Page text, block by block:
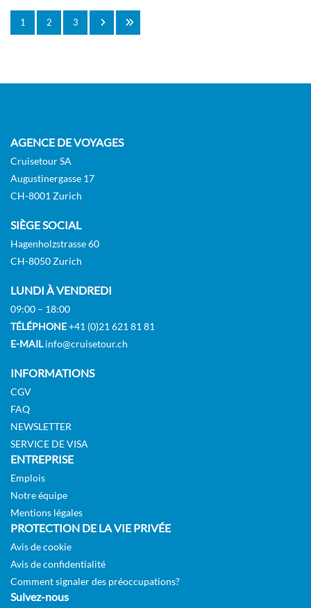
1 2 3
AGENCE DE VOYAGES
Cruisetour SA
Augustinergasse 17
CH-8001 Zurich
SIÈGE SOCIAL
Hagenholzstrasse 60
CH-8050 Zurich
LUNDI À VENDREDI
09:00 – 18:00
TÉLÉPHONE+41 (0)21 621 81 81
E-MAILinfo@cruisetour.ch
INFORMATIONS
CGV
FAQ
NEWSLETTER
SERVICE DE VISA
ENTREPRISE
Emplois
Notre équipe
Mentions légales
PROTECTION DE LA VIE PRIVÉE
Avis de cookie
Avis de confidentialité
Comment signaler des préoccupations?
Suivez-nous